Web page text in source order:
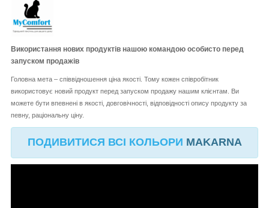
Використання нових продуктів нашою командою особисто перед
запуском продажів
Головна мета – співвідношення ціна якості. Тому кожен співробітник
використовує новий продукт перед запуском продажу нашим клієнтам. Ви
можете бути впевнені в якості, довговічності, відповідності опису продукту за
певну, раціональну ціну.
ПОДИВИТИСЯ ВСІ КОЛЬОРИ MAKARNA